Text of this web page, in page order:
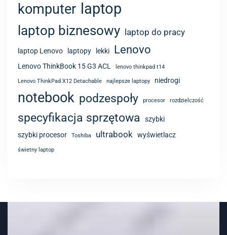
komputer laptop
laptop biznesowy laptop do pracy
laptop Lenovo laptopy lekki Lenovo
Lenovo ThinkBook 15 G3 ACL lenovo thinkpad t14
Lenovo ThinkPad X12 Detachable najlepsze laptopy niedrogi
notebook podzespoły procesor rozdzielczość
specyfikacja sprzętowa
szybki
szybki procesor
Toshiba ultrabook wyświetlacz
świetny laptop